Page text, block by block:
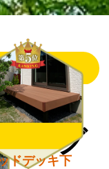
意！
頼が
ング
ドデッキ下